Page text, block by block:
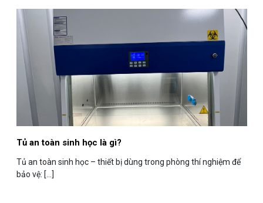
Tủ an toàn sinh học là gì?
Tủ an toàn sinh học – thiết bị dùng trong phòng thí nghiệm để
bảo vệ: [...]